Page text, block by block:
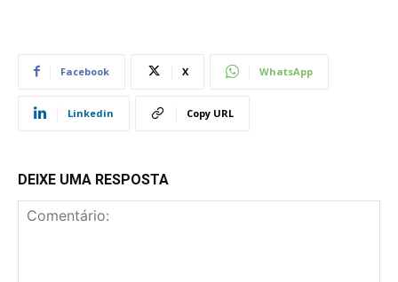
Facebook X WhatsApp
Linkedin Copy URL
DEIXE UMA RESPOSTA